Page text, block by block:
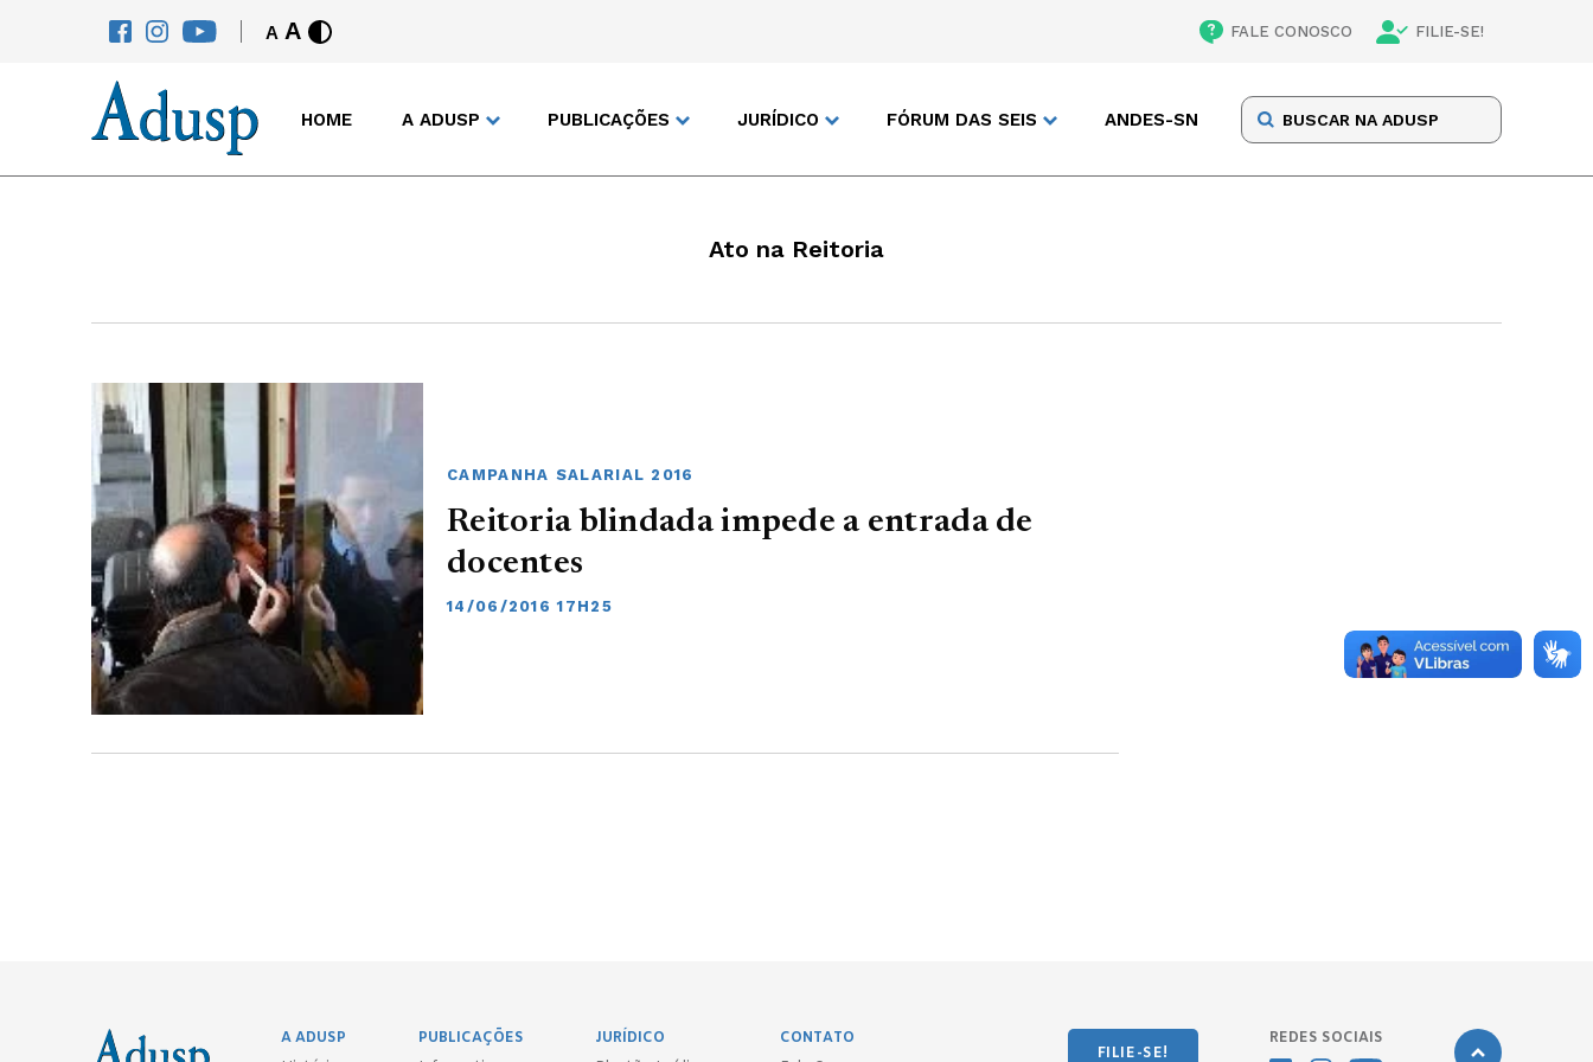
A A FALE CONOSCO FILIE-SE!
HOME A ADUSP PUBLICAÇÕES JURÍDICO FÓRUM DAS SEIS ANDES-SN
Ato na Reitoria
CAMPANHA SALARIAL 2016
Reitoria blindada impede a entrada de
docentes
14/06/2016 17H25
A ADUSP
PUBLICAÇÕES
JURÍDICO
CONTATO
FILIE-SE!
REDES SOCIAIS